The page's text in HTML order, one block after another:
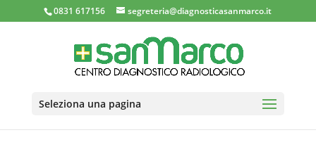
0831 617156 segreteria@diagnosticasanmarco.it
Seleziona una pagina